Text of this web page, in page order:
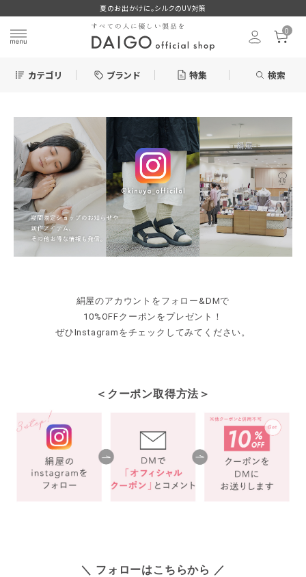
夏のお出かけに。シルクのUV対策
0
カテゴリ ブランド 特集 検索
search
ログイン お気に入り
新着＆再入荷商品
ギフトを探す
読み物
お問い合わせ
絹屋のアカウントをフォロー&DMで
10%OFFクーポンをプレゼント！
ぜひInstagramをチェックしてみてください。
＜クーポン取得方法＞
＼ フォローはこちらから ／